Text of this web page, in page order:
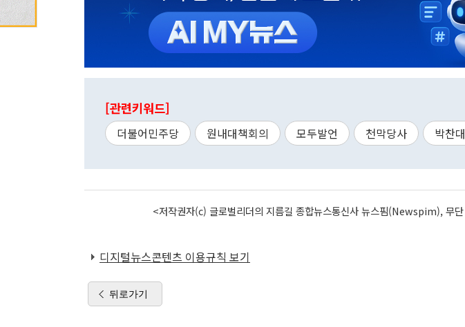
[관련키워드]
더불어민주당 원내대책회의 모두발언 천막당사 박찬대
<저작권자(c) 글로벌리더의 지름길 종합뉴스통신사 뉴스핌(Newspim), 무
디지털뉴스콘텐츠 이용규칙 보기
뒤로가기